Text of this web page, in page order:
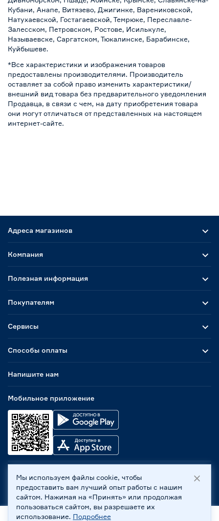
Кубани, Анапе, Витязево, Джигинке, Варениковской,
Натухаевской, Гостагаевской, Темрюке, Переславле-
Залесском, Петровском, Ростове, Исилькуле,
Называевске, Саргатском, Тюкалинске, Барабинске,
Куйбышеве.
*Все характеристики и изображения товаров
предоставлены производителями. Производитель
оставляет за собой право изменить характеристики/
внешний вид товара без предварительного уведомления
Продавца, в связи с чем, на дату приобретения товара
они могут отличаться от представленных на настоящем
интернет-сайте.
Адреса магазинов
Способы оплаты
Мобильное приложение
Компания
Полезная информация
Покупателям
Сервисы
Напишите нам
ООО «Бауцентр Рус» 2004 -2026, 236029, г. Калининград,
ул. А.Невского, 205. ИНН 7702596813, КПП 390601001 ©
Все права защищены
Политика обработки персональных данных
Мы используем файлы cookie, чтобы
предоставить вам лучший опыт работы с нашим
сайтом. Нажимая на «Принять» или продолжая
пользоваться сайтом, вы разрешаете их
использование. Подробнее